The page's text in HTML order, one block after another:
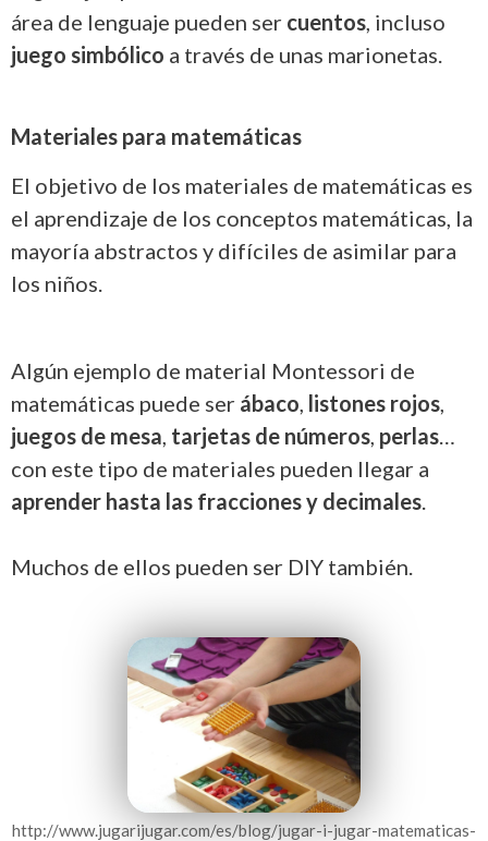
área de lenguaje pueden ser cuentos, incluso
juego simbólico a través de unas marionetas.
Materiales para matemáticas
El objetivo de los materiales de matemáticas es
el aprendizaje de los conceptos matemáticas, la
mayoría abstractos y difíciles de asimilar para
los niños.
Algún ejemplo de material Montessori de
matemáticas puede ser ábaco, listones rojos,
juegos de mesa, tarjetas de números, perlas…
con este tipo de materiales pueden llegar a
aprender hasta las fracciones y decimales.
Muchos de ellos pueden ser DIY también.
http://www.jugarijugar.com/es/blog/jugar-i-jugar-matematicas-